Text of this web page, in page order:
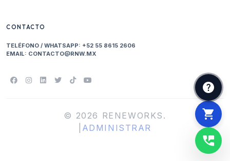
CONTACTO
TELÉFONO / WHATSAPP: +52 55 8615 2606
EMAIL: CONTACTO@RNW.MX
© 2026 RENEWORKS.
ADMINISTRAR
help
shopping_cart
perm_phone_msg